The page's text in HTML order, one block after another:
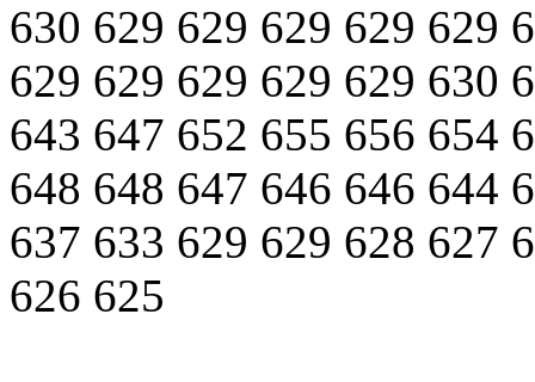
630 629 629 629 629 629
629 629 629 629 629 630
643 647 652 655 656 654
648 648 647 646 646 644
637 633 629 629 628 627
626 625